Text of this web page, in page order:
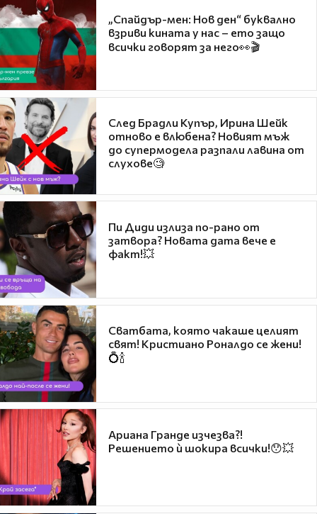
„Спайдър-мен: Нов ден“ буквално
взриви кината у нас – ето защо
всички говорят за него👀🎬
След Брадли Купър, Ирина Шейк
отново е влюбена? Новият мъж
до супермодела разпали лавина от
слухове🧐
Пи Диди излиза по-рано от
затвора? Новата дата вече е
факт!💥
Сватбата, която чакаше целият
свят! Кристиано Роналдо се жени!
💍🍾
Ариана Гранде изчезва?!
Решението ѝ шокира всички!😯💥